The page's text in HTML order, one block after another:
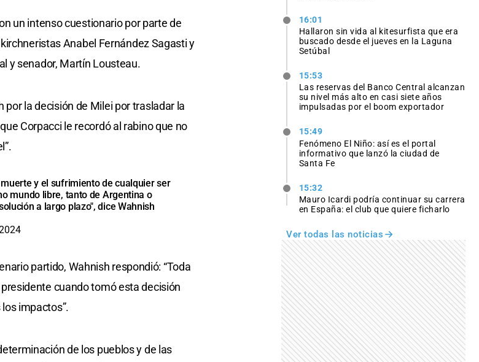
un intenso cuestionario por parte de
Anabel Fernández Sagasti y
y senador, Martín Lousteau.
la decisión de Milei por trasladar la
Corpacci le recordó al rabino que no
y el sufrimiento de cualquier ser
mundo libre, tanto de Argentina o
a largo plazo", dice Wahnish
partido, Wahnish respondió: “Toda
cuando tomó esta decisión
impactos”.
de los pueblos y de las
16:01
Hallaron sin vida al kitesurfista que era
buscado desde el jueves en la Laguna
Setúbal
15:53
Las reservas del Banco Central alcanzan
su nivel más alto en casi siete años
impulsadas por el boom exportador
15:49
Fenómeno El Niño: así es el portal
informativo que lanzó la ciudad de
Santa Fe
15:32
Mauro Icardi podría continuar su carrera
en España: el club que quiere ficharlo
Ver todas las noticias